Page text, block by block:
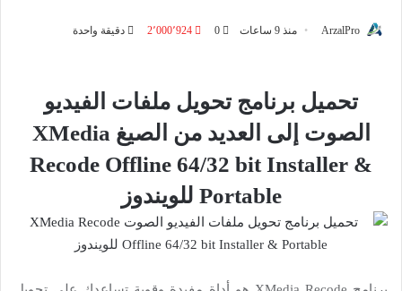
ArzalPro منذ 9 ساعات 0 2٬000٬924 دقيقة واحدة
تحميل برنامج تحويل ملفات الفيديو
الصوت إلى العديد من الصيغ XMedia
Recode Offline 64/32 bit Installer &
Portable للويندوز